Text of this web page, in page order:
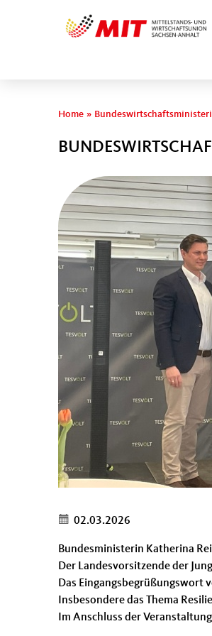
Sie sind hier
Home »
02.03.2026
Bundesministerin Katherina
Der Landesvorsitzende der
Das Eingangsbegrüßungswort
Insbesondere das Thema
Im Anschluss der